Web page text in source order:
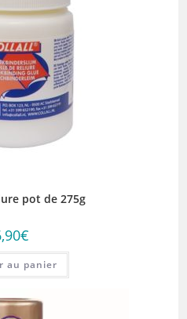
pot de 275g
€
au panier